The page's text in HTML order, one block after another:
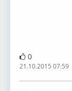
0
21.10.2015 07:59